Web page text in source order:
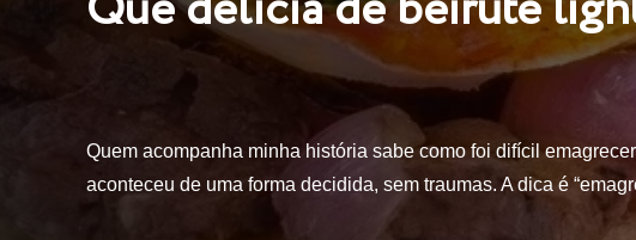
Quem acompanha minha história sabe como foi difícil
aconteceu de uma forma decidida, sem traumas. A dica é